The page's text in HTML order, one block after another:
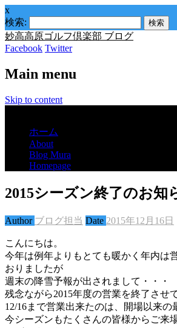
x
検索:
妙高高原ゴルフ倶楽部 ブログ
Facebook Twitter
Main menu
Skip to content
ホーム
About
Blog Mura
Homepage
2015シーズン終了のお知
Author ブログ担当 Date 2015年12月16日
こんにちは。
今年は例年よりもとても暖かく年内は
おりましたが
週末の降雪予報が出されまして・・・
残念ながら2015年度の営業を終了させ
12/16まで営業出来たのは、開場以来の
今シーズンもたくさんの皆様からご来